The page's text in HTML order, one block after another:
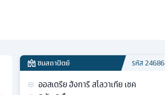
ชมสถาปัตย์ รหัส24686
ออสเตรีย ฮังการี สโลวาเกีย เชค